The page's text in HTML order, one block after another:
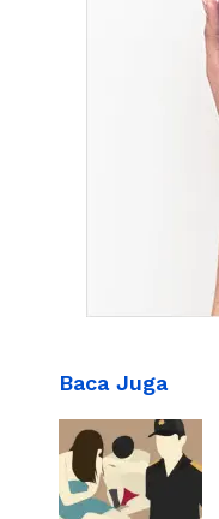
Baca Juga